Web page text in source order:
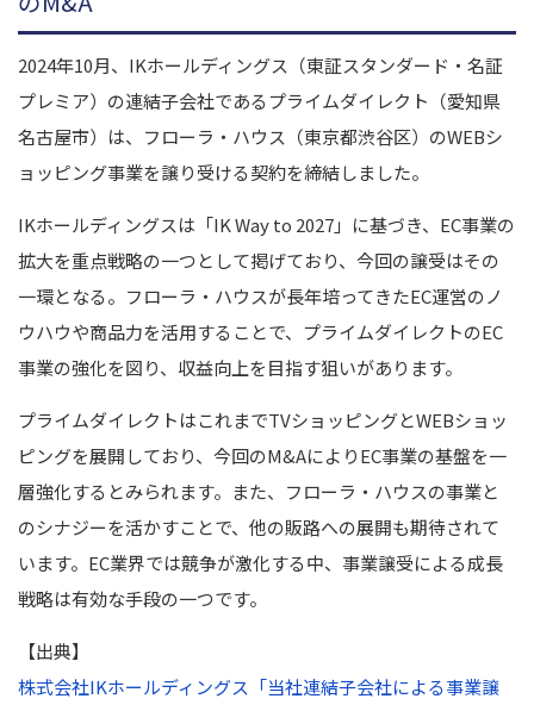
2024年10月、IKホールディングス（東証スタンダード・名証
プレミア）の連結子会社であるプライムダイレクト（愛知県
名古屋市）は、フローラ・ハウス（東京都渋谷区）のWEBシ
ョッピング事業を譲り受ける契約を締結しました。
IKホールディングスは「IK Way to 2027」に基づき、EC事業の
拡大を重点戦略の一つとして掲げており、今回の譲受はその
一環となる。フローラ・ハウスが長年培ってきたEC運営のノ
ウハウや商品力を活用することで、プライムダイレクトのEC
事業の強化を図り、収益向上を目指す狙いがあります。
プライムダイレクトはこれまでTVショッピングとWEBショッ
ピングを展開しており、今回のM&AによりEC事業の基盤を一
層強化するとみられます。また、フローラ・ハウスの事業と
のシナジーを活かすことで、他の販路への展開も期待されて
います。EC業界では競争が激化する中、事業譲受による成長
戦略は有効な手段の一つです。
【出典】
株式会社IKホールディングス「当社連結子会社による事業譲